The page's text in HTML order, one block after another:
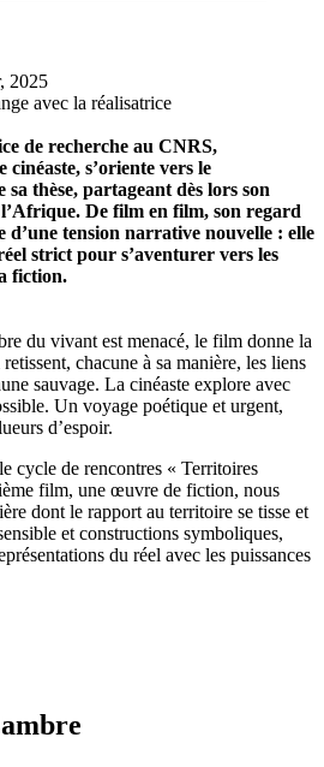
2025
avec la réalisatrice
de recherche au CNRS,
s’oriente vers le
thèse, partageant dès lors son
De film en film, son regard
d’une tension narrative nouvelle : elle
strict pour s’aventurer vers les
fiction.
du vivant est menacé, le film donne la
chacune à sa manière, les liens
sauvage. La cinéaste explore avec
Un voyage poétique et urgent,
d’espoir.
cycle de rencontres « Territoires
film, une œuvre de fiction, nous
dont le rapport au territoire se tisse et
et constructions symboliques,
du réel avec les puissances